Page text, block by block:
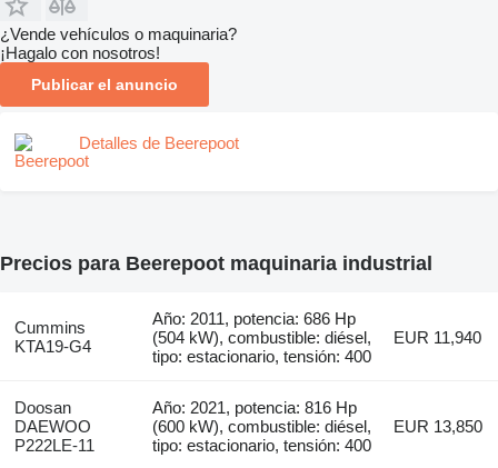
¿Vende vehículos o maquinaria?
¡Hagalo con nosotros!
Publicar el anuncio
Detalles de Beerepoot
Precios para Beerepoot maquinaria industrial
Cummins
KTA19-G4
Año: 2011, potencia: 686 Hp
(504 kW), combustible: diésel,
tipo: estacionario, tensión: 400
EUR 11,940
Doosan
DAEWOO
P222LE-11
Año: 2021, potencia: 816 Hp
(600 kW), combustible: diésel,
tipo: estacionario, tensión: 400
EUR 13,850